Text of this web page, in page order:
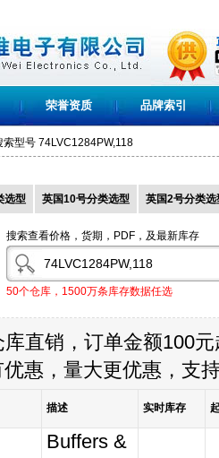
荣誉资质 品牌索引
索型号 74LVC1284PW,118
选型 英国10号分类选型 英国2号分类选
搜索查看价格，货期，PDF，及最新库存
50个仓库，1500万条库存数据任选
直销，订单金额100元
惠，量大更优惠，支
描述 实时库存
Buffers &